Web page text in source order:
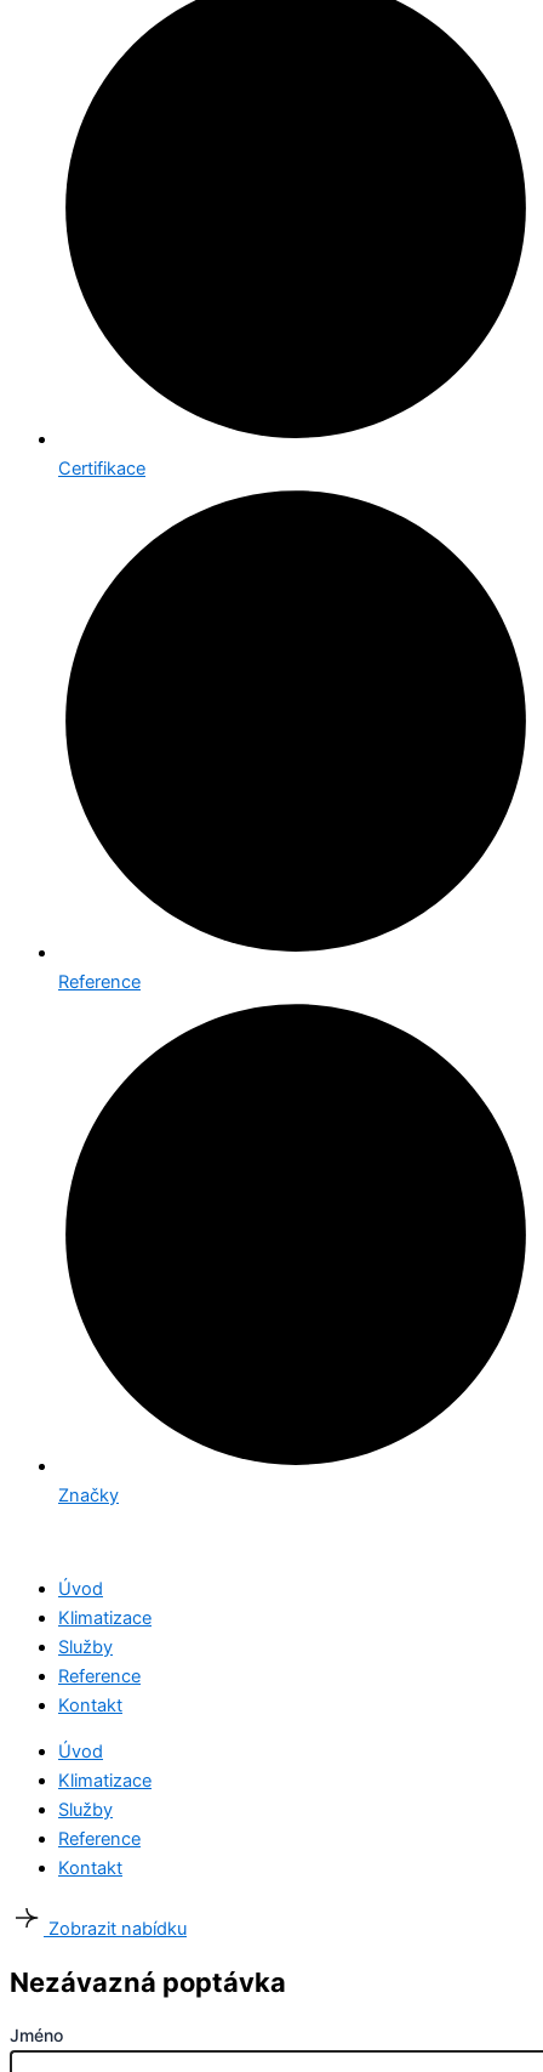
Certifikace
Reference
Značky
Úvod
Klimatizace
Služby
Reference
Kontakt
Úvod
Klimatizace
Služby
Reference
Kontakt
Zobrazit nabídku
Nezávazná poptávka
Jméno